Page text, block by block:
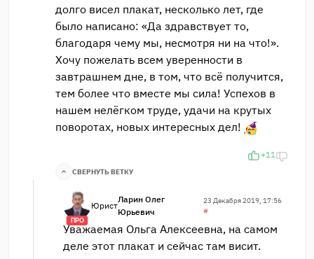
долго висел плакат, несколько лет, где
было написано: «Да здравствует то,
благодаря чему мы, несмотря ни на что!».
Хочу пожелать всем уверенности в
завтрашнем дне, в том, что всё получится,
тем более что вместе мы сила! Успехов в
нашем нелёгком труде, удачи на крутых
поворотах, новых интересных дел!
+11
СВЕРНУТЬ ВЕТКУ
ПРО
Юрист
Ларин Олег
Юрьевич
23 Декабря 2019, 17:56
#
Уважаемая Ольга Алексеевна, на самом
деле этот плакат и сейчас там висит.